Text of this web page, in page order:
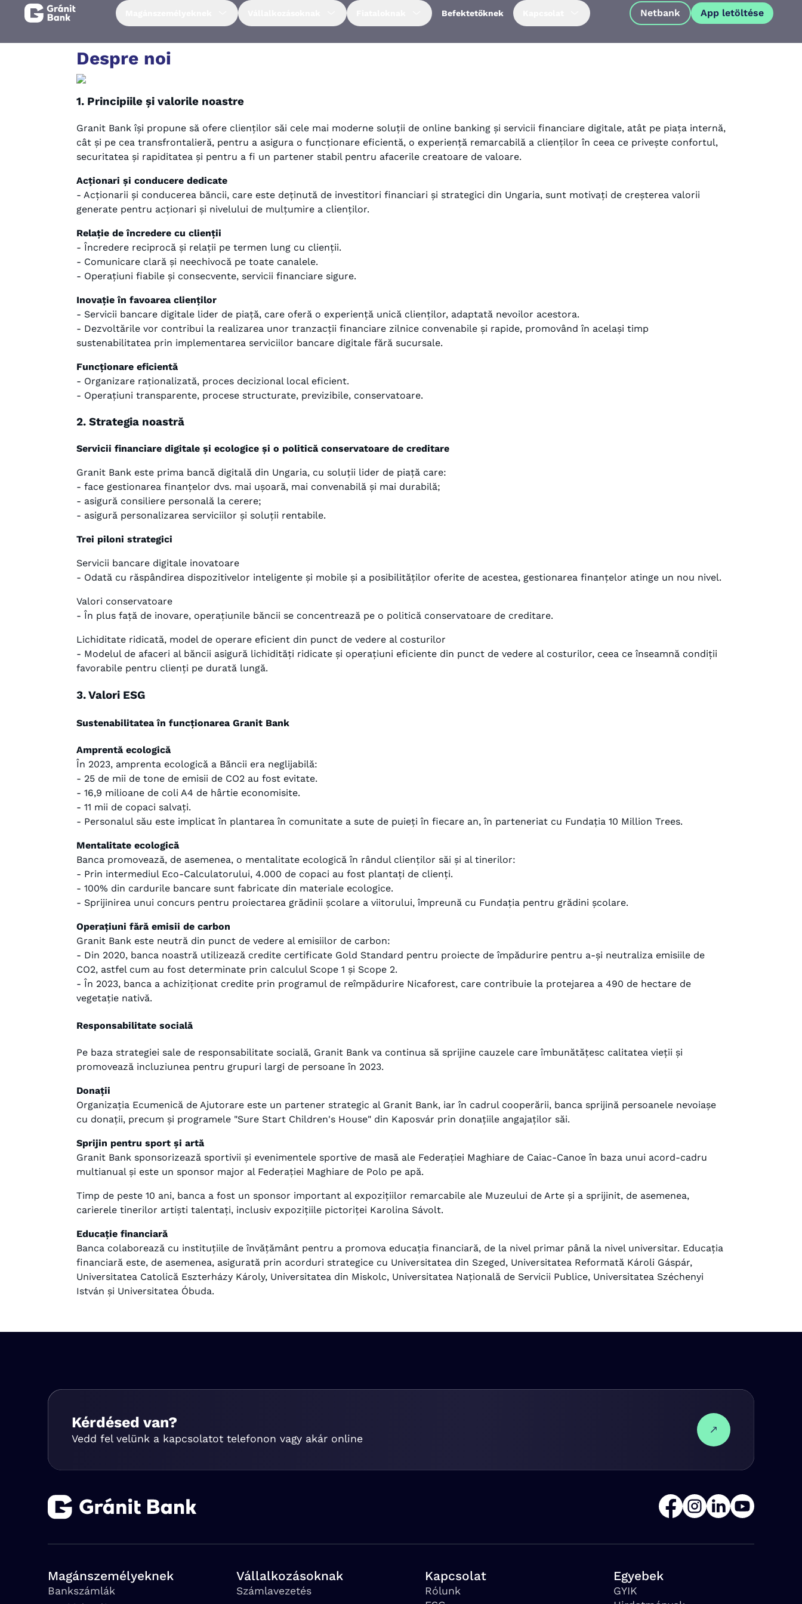
Befektetőknek Netbank App letöltése
Magánszemélyeknek
Befektetőknek
Netbank
Despre noi
1. Principiile și valorile noastre
Granit Bank își propune să ofere clienților săi cele mai moderne soluții de online banking și servicii financiare digitale, atât pe piața internă,
cât și pe cea transfrontalieră, pentru a asigura o funcționare eficientă, o experiență remarcabilă a clienților în ceea ce privește confortul,
securitatea și rapiditatea și pentru a fi un partener stabil pentru afacerile creatoare de valoare.
Acționari și conducere dedicate
- Acționarii și conducerea băncii, care este deținută de investitori financiari și strategici din Ungaria, sunt motivați de creșterea valorii
generate pentru acționari și nivelului de mulțumire a clienților.
Relație de încredere cu clienții
- Încredere reciprocă și relații pe termen lung cu clienții.
- Comunicare clară și neechivocă pe toate canalele.
- Operațiuni fiabile și consecvente, servicii financiare sigure.
Inovație în favoarea clienților
- Servicii bancare digitale lider de piață, care oferă o experiență unică clienților, adaptată nevoilor acestora.
- Dezvoltările vor contribui la realizarea unor tranzacții financiare zilnice convenabile și rapide, promovând în același timp
sustenabilitatea prin implementarea serviciilor bancare digitale fără sucursale.
Funcționare eficientă
- Organizare raționalizată, proces decizional local eficient.
- Operațiuni transparente, procese structurate, previzibile, conservatoare.
2. Strategia noastră
Servicii financiare digitale și ecologice și o politică conservatoare de creditare
Granit Bank este prima bancă digitală din Ungaria, cu soluții lider de piață care:
- face gestionarea finanțelor dvs. mai ușoară, mai convenabilă și mai durabilă;
- asigură consiliere personală la cerere;
- asigură personalizarea serviciilor și soluții rentabile.
Trei piloni strategici
Servicii bancare digitale inovatoare
- Odată cu răspândirea dispozitivelor inteligente și mobile și a posibilităților oferite de acestea, gestionarea finanțelor atinge un nou nivel.
Valori conservatoare
- În plus față de inovare, operațiunile băncii se concentrează pe o politică conservatoare de creditare.
Lichiditate ridicată, model de operare eficient din punct de vedere al costurilor
- Modelul de afaceri al băncii asigură lichidități ridicate și operațiuni eficiente din punct de vedere al costurilor, ceea ce înseamnă condiții
favorabile pentru clienți pe durată lungă.
3. Valori ESG
Sustenabilitatea în funcționarea Granit Bank
Amprentă ecologică
În 2023, amprenta ecologică a Băncii era neglijabilă:
- 25 de mii de tone de emisii de CO2 au fost evitate.
- 16,9 milioane de coli A4 de hârtie economisite.
- 11 mii de copaci salvați.
- Personalul său este implicat în plantarea în comunitate a sute de puieți în fiecare an, în parteneriat cu Fundația 10 Million Trees.
Mentalitate ecologică
Banca promovează, de asemenea, o mentalitate ecologică în rândul clienților săi și al tinerilor:
- Prin intermediul Eco-Calculatorului, 4.000 de copaci au fost plantați de clienți.
- 100% din cardurile bancare sunt fabricate din materiale ecologice.
- Sprijinirea unui concurs pentru proiectarea grădinii școlare a viitorului, împreună cu Fundația pentru grădini școlare.
Operațiuni fără emisii de carbon
Granit Bank este neutră din punct de vedere al emisiilor de carbon:
- Din 2020, banca noastră utilizează credite certificate Gold Standard pentru proiecte de împădurire pentru a-și neutraliza emisiile de
CO2, astfel cum au fost determinate prin calculul Scope 1 și Scope 2.
- În 2023, banca a achiziționat credite prin programul de reîmpădurire Nicaforest, care contribuie la protejarea a 490 de hectare de
vegetație nativă.
Responsabilitate socială
Pe baza strategiei sale de responsabilitate socială, Granit Bank va continua să sprijine cauzele care îmbunătățesc calitatea vieții și
promovează incluziunea pentru grupuri largi de persoane în 2023.
Donații
Organizația Ecumenică de Ajutorare este un partener strategic al Granit Bank, iar în cadrul cooperării, banca sprijină persoanele nevoiașe
cu donații, precum și programele "Sure Start Children's House" din Kaposvár prin donațiile angajaților săi.
Sprijin pentru sport și artă
Granit Bank sponsorizează sportivii și evenimentele sportive de masă ale Federației Maghiare de Caiac-Canoe în baza unui acord-cadru
multianual și este un sponsor major al Federației Maghiare de Polo pe apă.
Timp de peste 10 ani, banca a fost un sponsor important al expozițiilor remarcabile ale Muzeului de Arte și a sprijinit, de asemenea,
carierele tinerilor artiști talentați, inclusiv expozițiile pictoriței Karolina Sávolt.
Educație financiară
Banca colaborează cu instituțiile de învățământ pentru a promova educația financiară, de la nivel primar până la nivel universitar. Educația
financiară este, de asemenea, asigurată prin acorduri strategice cu Universitatea din Szeged, Universitatea Reformată Károli Gáspár,
Universitatea Catolică Eszterházy Károly, Universitatea din Miskolc, Universitatea Națională de Servicii Publice, Universitatea Széchenyi
István și Universitatea Óbuda.
Kérdésed van?
Vedd fel velünk a kapcsolatot telefonon vagy akár online
Magánszemélyeknek
Bankszámlák
Vállalkozásoknak
Számlavezetés
Kapcsolat
Rólunk
Egyebek
GYIK